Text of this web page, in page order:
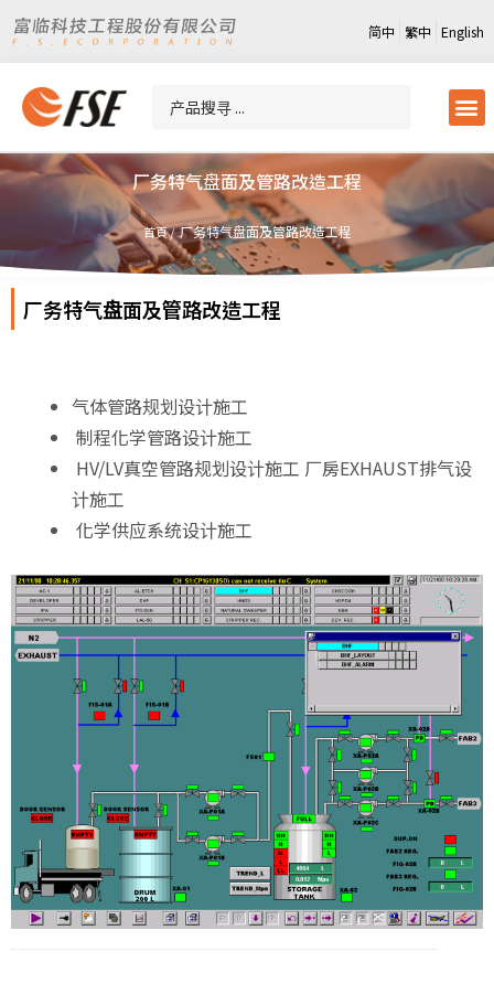
简中 繁中 English
厂务特气盘面及管路改造工程
首頁 / 厂务特气盘面及管路改造工程
厂务特气盘面及管路改造工程
气体管路规划设计施工
制程化学管路设计施工
HV/LV真空管路规划设计施工 厂房EXHAUST排气设
计施工
化学供应系统设计施工